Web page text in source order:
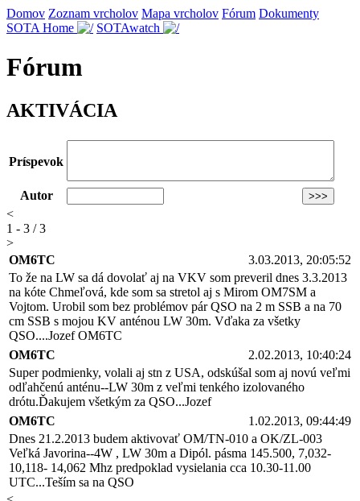
Domov Zoznam vrcholov Mapa vrcholov Fórum Dokumenty
SOTA Home
SOTAwatch
Fórum
AKTIVÁCIA
Príspevok
Autor
<
1 - 3 / 3
>
OM6TC
3.03.2013, 20:05:52
To že na LW sa dá dovolať aj na VKV som preveril dnes 3.3.2013
na kóte Chmeľová, kde som sa stretol aj s Mirom OM7SM a
Vojtom. Urobil som bez problémov pár QSO na 2 m SSB a na 70
cm SSB s mojou KV anténou LW 30m. Vďaka za všetky
QSO....Jozef OM6TC
OM6TC
2.02.2013, 10:40:24
Super podmienky, volali aj stn z USA, odskúšal som aj novú veľmi
odľahčenú anténu--LW 30m z veľmi tenkého izolovaného
drótu.Ďakujem všetkým za QSO...Jozef
OM6TC
1.02.2013, 09:44:49
Dnes 21.2.2013 budem aktivovať OM/TN-010 a OK/ZL-003
Veľká Javorina--4W , LW 30m a Dipól. pásma 145.500, 7,032-
10,118- 14,062 Mhz predpoklad vysielania cca 10.30-11.00
UTC...Teším sa na QSO